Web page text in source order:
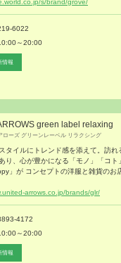
s/brand/grove/
6022
～20:00
情報
green label relaxing
ローズ グリーンレーベル リラクシング
タイルにトレンド感を添えて。訪れ
り、心が豊かになる「モノ」「コト
」が コンセプトの洋服と雑貨のお
arrows.co.jp/brands/glr/
4172
～20:00
情報